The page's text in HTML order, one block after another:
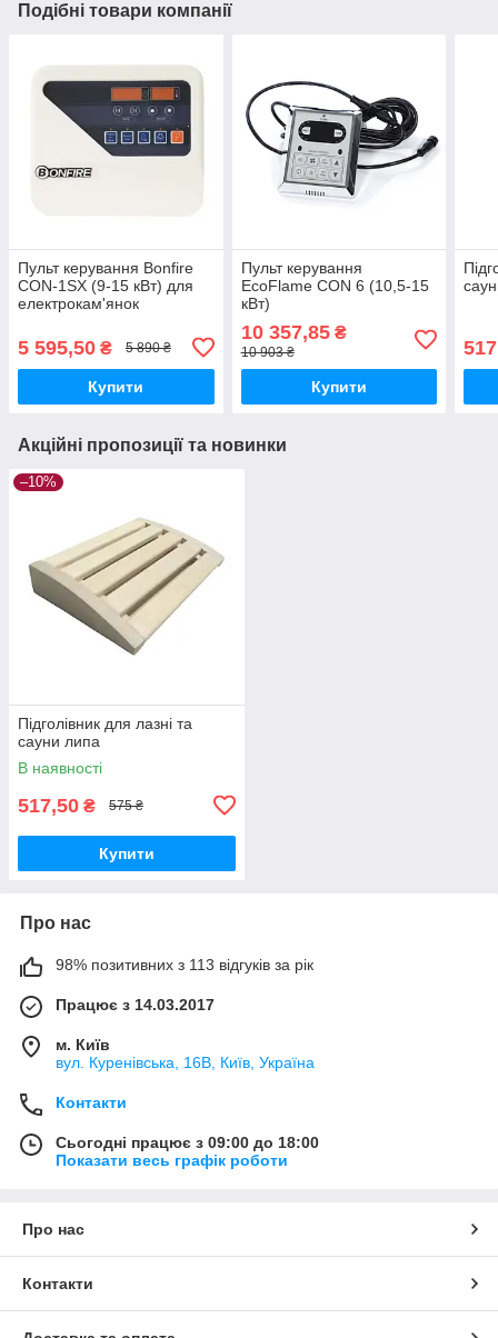
Подібні товари компанії
Пульт керування Bonfire
CON-1SX (9-15 кВт) для
електрокам'янок
5 595,50 ₴ 5 890 ₴
Купити
Пульт керування
EcoFlame CON 6 (10,5-15
кВт)
10 357,85₴
10 903 ₴
Купити
Акційні пропозиції та новинки
–10%
Підголівник для лазні та
сауни липа
В наявності
517,50 ₴ 575 ₴
Купити
Про нас
98% позитивних з 113 відгуків за рік
Працює з 14.03.2017
м. Київ
вул. Куренівська, 16В, Київ, Україна
Контакти
Сьогодні працює з 09:00 до 18:00
Показати весь графік роботи
Про нас
Контакти